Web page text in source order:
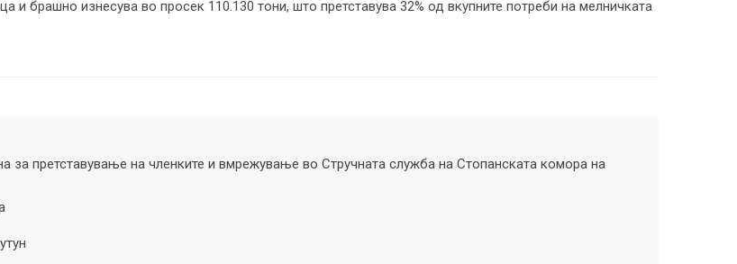
и брашно изнесува во просек 110.130 тони, што претставува 32% од вкупните потреби на мелничката
за претставување на членките и вмрежување во Стручната служба на Стопанската комора на